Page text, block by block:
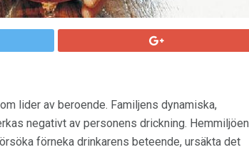
lider av beroende. Familjens dynamiska,
negativt av personens drickning. Hemmiljöen
förneka drinkarens beteende, ursäkta det